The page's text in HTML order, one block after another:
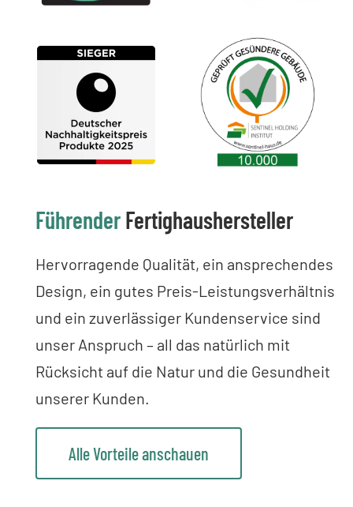
FührenderFertighaushersteller
Hervorragende Qualität, ein ansprechendes
Design, ein gutes Preis-Leistungsverhältnis
und ein zuverlässiger Kundenservice sind
unser Anspruch – all das natürlich mit
Rücksicht auf die Natur und die Gesundheit
unserer Kunden.
Alle Vorteile anschauen